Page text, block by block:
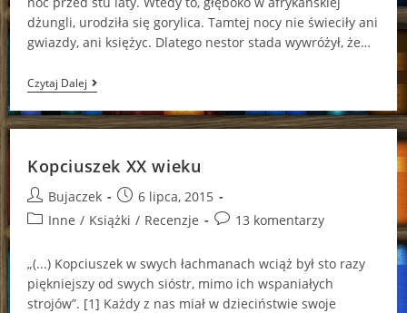
dżungli, urodziła się gorylica. Tamtej nocy nie świeciły ani
gwiazdy, ani księżyc. Dlatego nestor stada wywróżył, że…
Czytaj DalejPosłuchajcie
Legendy
O
Sally
Kopciuszek XX wieku
Post
author:
Bujaczek
Post
published:
6 lipca, 2015
PostInne / Książki / Recenzje
Post13 komentarzy
„(...) Kopciuszek w swych łachmanach wciąż był sto razy
piękniejszy od swych sióstr, mimo ich wspaniałych
strojów”. [1] Każdy z nas miał w dzieciństwie swoje